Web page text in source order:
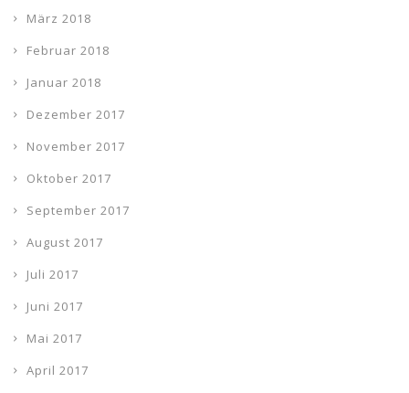
März 2018
Februar 2018
Januar 2018
Dezember 2017
November 2017
Oktober 2017
September 2017
August 2017
Juli 2017
Juni 2017
Mai 2017
April 2017